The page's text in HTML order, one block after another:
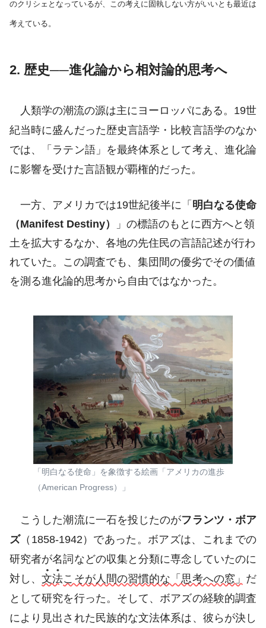
のクリシェとなっているが、この考えに固執しない方がいいとも最近は
考えている。
2. 歴史──進化論から相対論的思考へ
人類学の潮流の源は主にヨーロッパにある。19世
紀当時に盛んだった歴史言語学・比較言語学のなか
では、「ラテン語」を最終体系として考え、進化論
に影響を受けた言語観が覇権的だった。
一方、アメリカでは19世紀後半に「 明白なる使命
（Manifest Destiny）
」の標語のもとに西方へと領
土を拡大するなか、各地の先住民の言語記述が行わ
れていた。この調査でも、集団間の優劣でその価値
を測る進化論的思考から自由ではなかった。
「明白なる使命」を象徴する絵画「アメリカの進歩
（American Progress）」
こうした潮流に一石を投じたのがフランツ・ボア
ズ（1858-1942）であった。ボアズは、これまでの
研究者が名詞などの収集と分類に専念していたのに
対し、文法こそが人間の習慣的な「思考への窓」 だ
として研究を行った。そして、ボアズの経験的調査
により見出された民族的な文法体系は、彼らが決し